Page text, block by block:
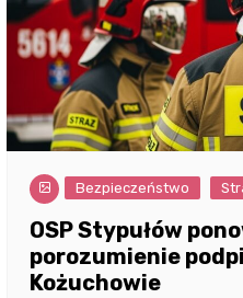
Bezpieczeństwo
OSP Stypułów
porozumienie
Kożuchowie